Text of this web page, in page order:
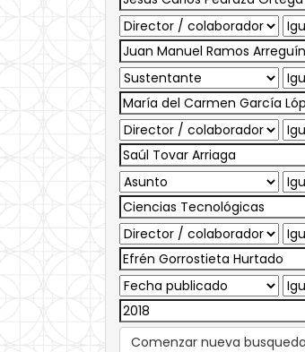
Comenzar nueva busqueda